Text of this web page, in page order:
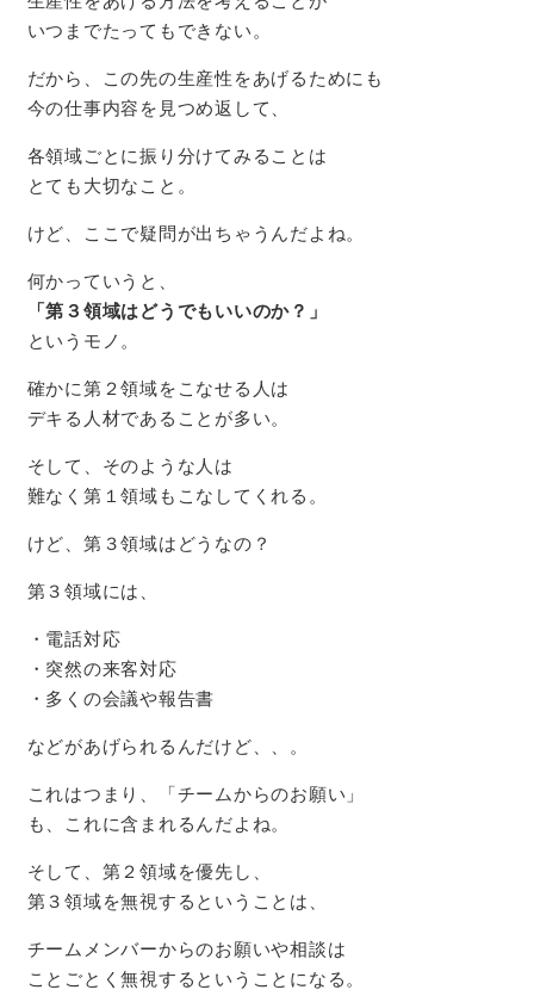
いつまでたってもできない。
だから、この先の生産性をあげるためにも
今の仕事内容を見つめ返して、
各領域ごとに振り分けてみることは
とても大切なこと。
けど、ここで疑問が出ちゃうんだよね。
何かっていうと、
「第３領域はどうでもいいのか？」
というモノ。
確かに第２領域をこなせる人は
デキる人材であることが多い。
そして、そのような人は
難なく第１領域もこなしてくれる。
けど、第３領域はどうなの？
第３領域には、
・電話対応
・突然の来客対応
・多くの会議や報告書
などがあげられるんだけど、、。
これはつまり、「チームからのお願い」
も、これに含まれるんだよね。
そして、第２領域を優先し、
第３領域を無視するということは、
チームメンバーからのお願いや相談は
ことごとく無視するということになる。